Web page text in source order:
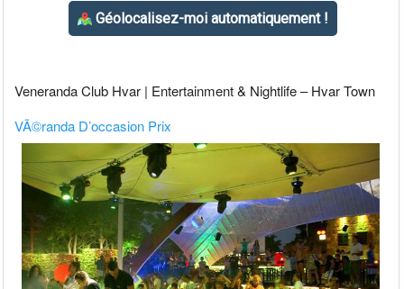
Veneranda Club Hvar | Entertainment & Nightlife – Hvar Town
VÃ©randa D’occasion Prix